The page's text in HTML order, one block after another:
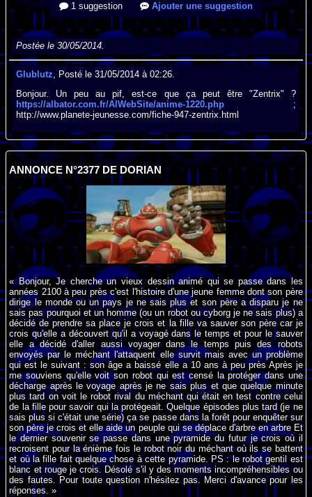
1 suggestion Ajouter une suggestion
Postée le 30/05/2014.
Glublutz , Posté le 31/05/2014 à 02:26.
Bonjour. Un peu au pif, est-ce que ça peut être "Zentrix" ?
https://albator.com.fr/AlWebSite/anime-1220.php ;
http://www.planete-jeunesse.com/fiche-947-zentrix.html
ANNONCE N°2377 DE DORIAN
« Bonjour, Je cherche un vieux dessin animé qui se passe dans les
années 2100 à peu près c'est l'histoire d'une jeune femme dont son père
dirige le monde ou un pays je ne sais plus et son père a disparu je ne
sais pas pourquoi et un homme (ou un robot ou cyborg je ne sais plus) a
décidé de prendre sa place je crois et la fille va sauver son père car je
crois qu'elle a découvert qu'il a voyagé dans le temps et pour le sauver
elle a décidé d'aller aussi voyager dans le temps puis des robots
envoyés par le méchant l'attaquent elle survit mais avec un problème
qui est le suivant : son âge a baissé elle a 10 ans à peu près Après je
me souviens qu'elle voit son robot qui est censé la protéger dans une
décharge après le voyage après je ne sais plus et que quelque minute
plus tard on voit le robot rival du méchant qui était en test contre celui
de la fille pour savoir qui la protégeait. Quelque épisodes plus tard (je ne
sais plus si c'était une série) ça se passe dans la forêt pour enquêter sur
son père je crois et elle aide un peuple qui se déplace d'arbre en arbre Et
le dernier souvenir se passe dans une pyramide du futur je crois où il
recroisent pour la énième fois le robot noir du méchant où ils se battent
et où la fille fait quelque chose à cette pyramide. PS : le robot gentil est
blanc et rouge je crois. Désolé s'il y des moments incompréhensibles ou
des fautes. Pour toute question n'hésitez pas. Merci d'avance pour les
réponses. »